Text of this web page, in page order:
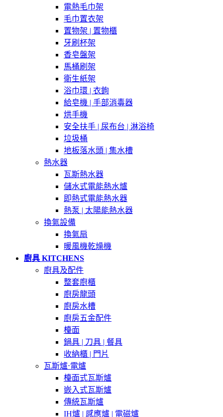
電熱毛巾架
毛巾置衣架
置物架 | 置物櫃
牙刷杯架
香皂盤架
馬桶刷架
衛生紙架
浴巾環 | 衣鉤
給皂機 | 手部消毒器
烘手機
安全扶手 | 尿布台 | 淋浴椅
垃圾桶
地板落水頭 | 集水槽
熱水器
瓦斯熱水器
儲水式電能熱水爐
即熱式電能熱水器
熱泵 | 太陽能熱水器
換氣設備
換氣扇
暖風機乾燥機
廚具 KITCHENS
廚具及配件
整套廚櫃
廚房龍頭
廚房水槽
廚房五金配件
檯面
鍋具 | 刀具 | 餐具
收納櫃 | 門片
瓦斯爐⋅電爐
檯面式瓦斯爐
嵌入式瓦斯爐
傳統瓦斯爐
IH爐 | 感應爐 | 電磁爐